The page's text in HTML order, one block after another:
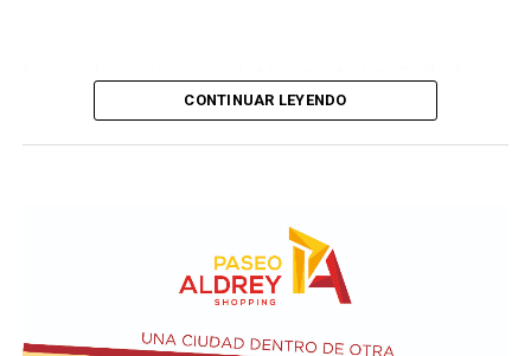
Culturales”, a cargo del grupo Cul Mardel, que se podrá
visitar del 3 al 14 de agosto de manera gratuita.
10 a 12 en la Biblioteca de Autores Marplatenses,
ubicada en el primer piso del edificio.
CONTINUAR LEYENDO